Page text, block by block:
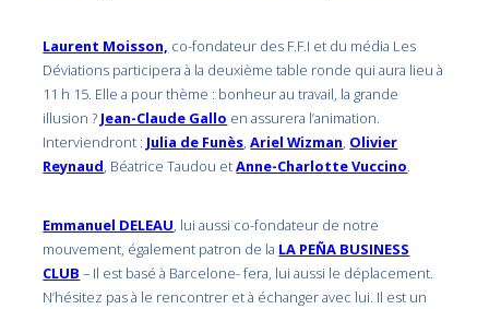
Laurent Moisson, co-fondateur des F.F.I et du média Les
Déviations participera à la deuxième table ronde qui aura lieu à
11 h 15. Elle a pour thème : bonheur au travail, la grande
illusion ? Jean-Claude Gallo en assurera l’animation.
Interviendront : Julia de Funès,Ariel Wizman, Olivier
Reynaud, Béatrice Taudou etAnne-Charlotte Vuccino.
Emmanuel DELEAU, lui aussi co-fondateur de notre
mouvement, également patron de la LA PEÑA BUSINESS
CLUB – Il est basé à Barcelone- fera, lui aussi le déplacement.
N’hésitez pas à le rencontrer et à échanger avec lui. Il est un